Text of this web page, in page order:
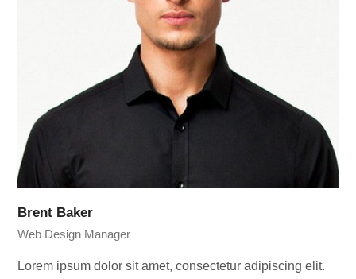
Brent Baker
Web Design Manager
Lorem ipsum dolor sit amet, consectetur adipiscing elit.